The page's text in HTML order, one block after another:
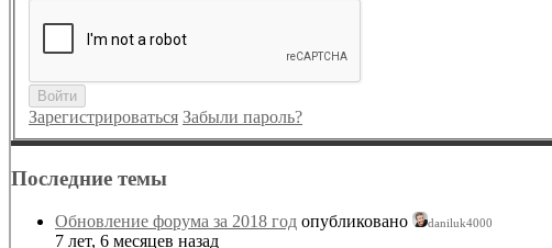
Войти
Зарегистрироваться Забыли пароль?
Последние темы
Обновление форума за 2018 год опубликовано daniluk4000
7 лет, 6 месяцев назад